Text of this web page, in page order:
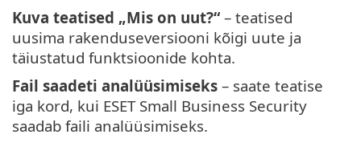
Kuva teatised „Mis on uut?“ – teatised
uusima rakenduseversiooni kõigi uute ja
täiustatud funktsioonide kohta.
Fail saadeti analüüsimiseks – saate teatise
iga kord, kui ESET Small Business Security
saadab faili analüüsimiseks.